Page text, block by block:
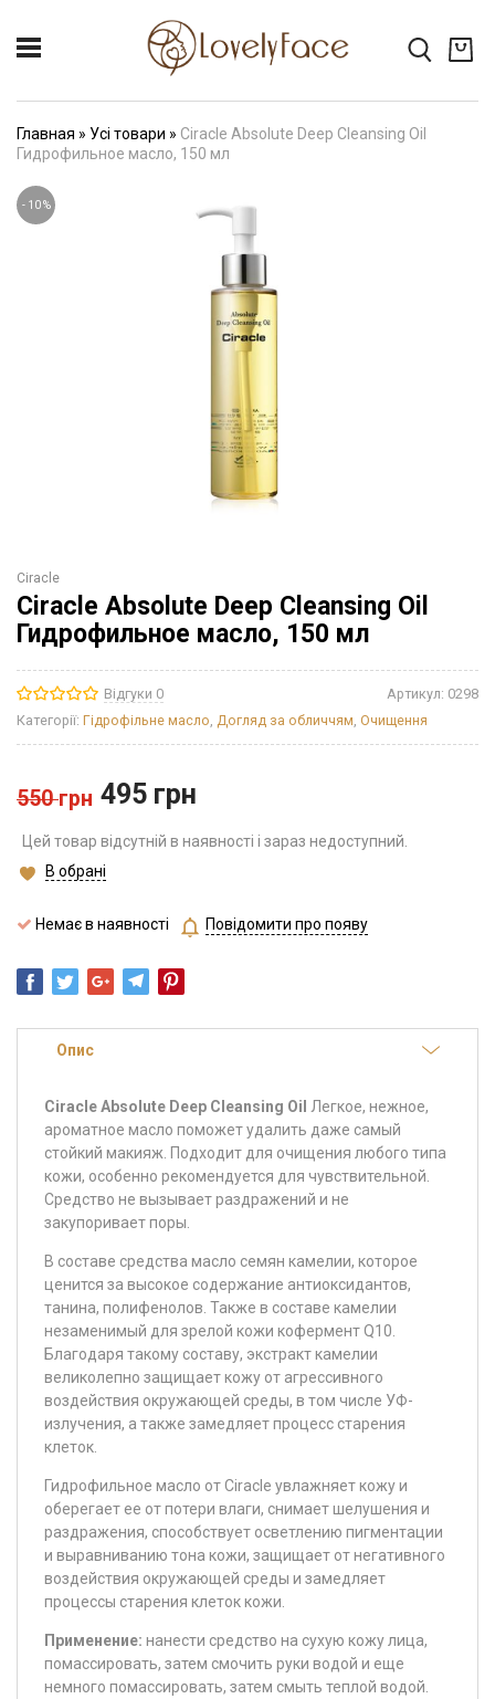
Главная » Усі товари » Ciracle Absolute Deep Cleansing Oil
Гидрофильное масло, 150 мл
- 10%
Ciracle
Ciracle Absolute Deep Cleansing Oil
Гидрофильное масло, 150 мл
Відгуки 0 Артикул: 0298
Категорії: Гідрофільне масло, Догляд за обличчям, Очищення
550грн 495 грн
Цей товар відсутній в наявності і зараз недоступний.
В обрані
Немає в наявності Повідомити про появу
Опис
Ciracle Absolute Deep Cleansing Oil Легкое, нежное,
ароматное масло поможет удалить даже самый
стойкий макияж. Подходит для очищения любого типа
кожи, особенно рекомендуется для чувствительной.
Средство не вызывает раздражений и не
закупоривает поры.
В составе средства масло семян камелии, которое
ценится за высокое содержание антиоксидантов,
танина, полифенолов. Также в составе камелии
незаменимый для зрелой кожи кофермент Q10.
Благодаря такому составу, экстракт камелии
великолепно защищает кожу от агрессивного
воздействия окружающей среды, в том числе УФ-
излучения, а также замедляет процесс старения
клеток.
Гидрофильное масло от Ciracle увлажняет кожу и
оберегает ее от потери влаги, снимает шелушения и
раздражения, способствует осветлению пигментации
и выравниванию тона кожи, защищает от негативного
воздействия окружающей среды и замедляет
процессы старения клеток кожи.
Применение: нанести средство на сухую кожу лица,
помассировать, затем смочить руки водой и еще
немного помассировать, затем смыть теплой водой.